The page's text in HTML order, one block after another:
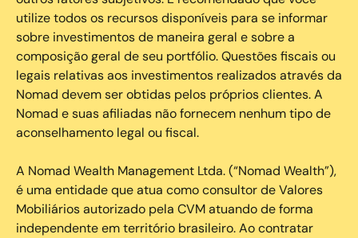
utilize todos os recursos disponíveis para se informar
sobre investimentos de maneira geral e sobre a
composição geral de seu portfólio. Questões fiscais ou
legais relativas aos investimentos realizados através da
Nomad devem ser obtidas pelos próprios clientes. A
Nomad e suas afiliadas não fornecem nenhum tipo de
aconselhamento legal ou fiscal.
A Nomad Wealth Management Ltda. (“Nomad Wealth”),
é uma entidade que atua como consultor de Valores
Mobiliários autorizado pela CVM atuando de forma
independente em território brasileiro. Ao contratar